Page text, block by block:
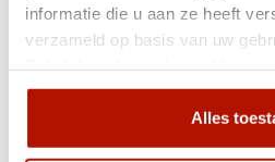
informatie die u aan ze heeft
verzameld op basis van uw
Alles
CONTAINER HUREN